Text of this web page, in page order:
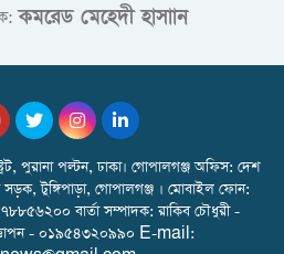
কমরেড মেহেদী হাসাান
পুরানা পল্টন, ঢাকা। গোপালগঞ্জ অফিস: দেশ
সড়ক, টুঙ্গিপাড়া, গোপালগঞ্জ । মোবাইল ফোন:
বার্তা সম্পাদক: রাকিব চৌধুরী -
- ০১৯৫৪৩২০৯৯০ E-mail: